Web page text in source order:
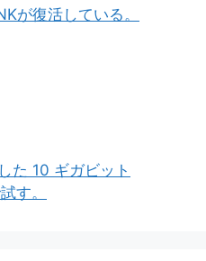
が復活している。
た 10 ギガビット
す。